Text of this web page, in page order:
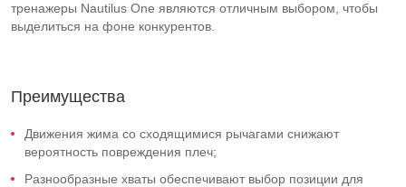
тренажеры Nautilus One являются отличным выбором, чтобы
выделиться на фоне конкурентов.
Преимущества
Движения жима со сходящимися рычагами снижают
вероятность повреждения плеч;
Разнообразные хваты обеспечивают выбор позиции для